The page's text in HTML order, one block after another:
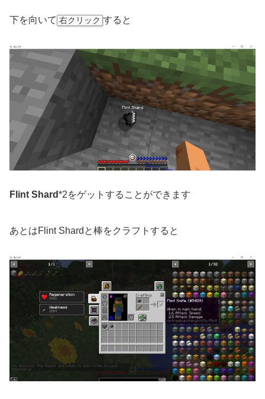
下を向いて 右クリック すると
Flint Shard*2をゲットすることができます
あとはFlint Shardと棒をクラフトすると